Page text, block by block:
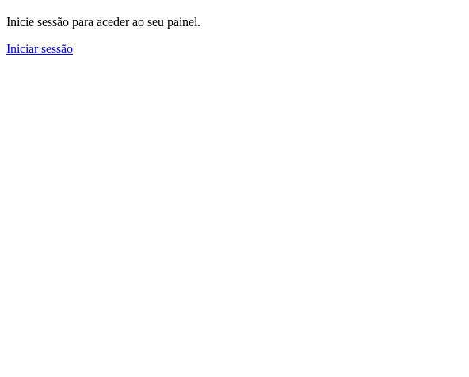
Inicie sessão para aceder ao seu painel.
Iniciar sessão